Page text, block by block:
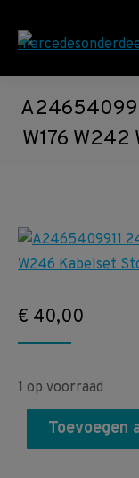
W176
€ 40,00
1 op voorraad
Toevoegen